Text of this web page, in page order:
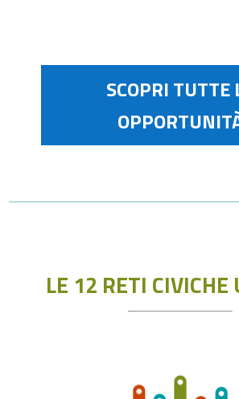
SCOPRI TUTTE
LE 12 RETI CIVICHE